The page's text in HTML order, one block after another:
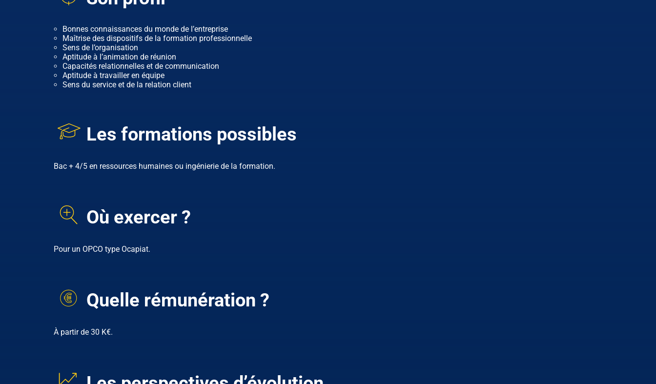
Bonnes connaissances du monde de l’entreprise
Maîtrise des dispositifs de la formation professionnelle
Sens de l’organisation
Aptitude à l’animation de réunion
Capacités relationnelles et de communication
Aptitude à travailler en équipe
Sens du service et de la relation client
Les formations possibles
Bac + 4/5 en ressources humaines ou ingénierie de la formation.
Où exercer ?
Pour un OPCO type Ocapiat.
Quelle rémunération ?
À partir de 30 K€.